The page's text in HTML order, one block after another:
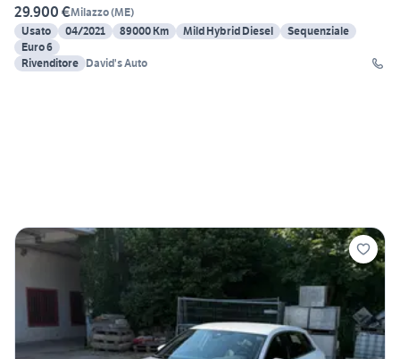
29.900 €Milazzo(ME)
Usato
04/2021 89000 Km Mild Hybrid Diesel
Sequenziale
Euro 6
Rivenditore David's Auto